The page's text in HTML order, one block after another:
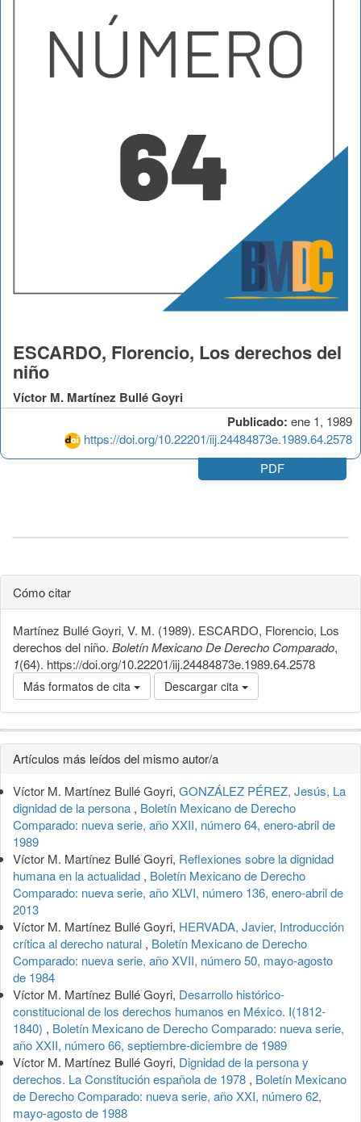
Publicado: ene 1, 1989
https://doi.org/10.22201/iij.24484873e.1989.64.2578
ESCARDO, Florencio, Los derechos del
niño
Víctor M. Martínez Bullé Goyri
PDF
Cómo citar
Martínez Bullé Goyri, V. M. (1989). ESCARDO, Florencio, Los
derechos del niño. Boletín Mexicano De Derecho Comparado,
1(64). https://doi.org/10.22201/iij.24484873e.1989.64.2578
Más formatos de cita Descargar cita
Detalles
del
artículo
Artículos más leídos del mismo autor/a
Víctor M. Martínez Bullé Goyri, GONZÁLEZ PÉREZ, Jesús, La
dignidad de la persona , Boletín Mexicano de Derecho
Comparado: nueva serie, año XXII, número 64, enero-abril de
1989
Víctor M. Martínez Bullé Goyri, Reflexiones sobre la dignidad
humana en la actualidad , Boletín Mexicano de Derecho
Comparado: nueva serie, año XLVI, número 136, enero-abril de
2013
Víctor M. Martínez Bullé Goyri, HERVADA, Javier, Introducción
crítica al derecho natural , Boletín Mexicano de Derecho
Comparado: nueva serie, año XVII, número 50, mayo-agosto
de 1984
Víctor M. Martínez Bullé Goyri, Desarrollo histórico-
constitucional de los derechos humanos en México. I(1812-
1840) , Boletín Mexicano de Derecho Comparado: nueva serie,
año XXII, número 66, septiembre-diciembre de 1989
Víctor M. Martínez Bullé Goyri, Dignidad de la persona y
derechos. La Constitución española de 1978 , Boletín Mexicano
de Derecho Comparado: nueva serie, año XXI, número 62,
mayo-agosto de 1988